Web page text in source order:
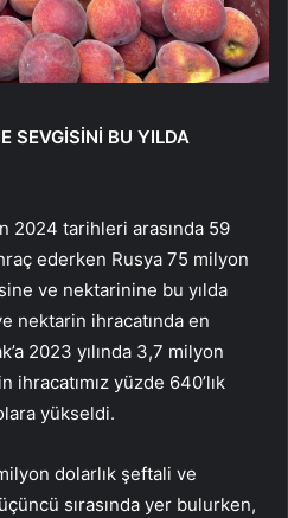
SEVGİSİNİ BU YILDA
2024 tarihleri arasında 59
ederken Rusya 75 milyon
ve nektarinine bu yılda
nektarin ihracatında en
2023 yılında 3,7 milyon
yüzde 640’lık
yükseldi.
dolarlık şeftali ve
sırasında yer bulurken,